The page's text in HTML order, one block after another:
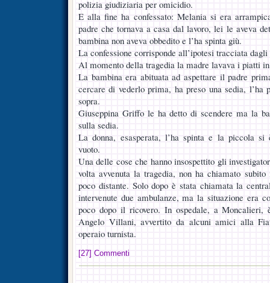
polizia giudiziaria per omicidio.
E alla fine ha confessato: Melania si era
padre che tornava a casa dal lavoro, lei le aveva
bambina non aveva obbedito e l’ha spinta giù.
La confessione corrisponde all’ipotesi tracciata
Al momento della tragedia la madre lavava i piatti
La bambina era abituata ad aspettare il padre
cercare di vederlo prima, ha preso una sedia,
sopra.
Giuseppina Griffo le ha detto di scendere ma la
sulla sedia.
La donna, esasperata, l’ha spinta e la piccola si
vuoto.
Una delle cose che hanno insospettito gli
volta avvenuta la tragedia, non ha chiamato
poco distante. Solo dopo è stata chiamata la
intervenute due ambulanze, ma la situazione era
poco dopo il ricovero. In ospedale, a
Angelo Villani, avvertito da alcuni amici alla
operaio turnista.
[27] Commenti